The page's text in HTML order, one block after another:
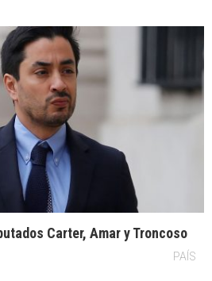
Carter, Amar y Troncoso
PAÍS